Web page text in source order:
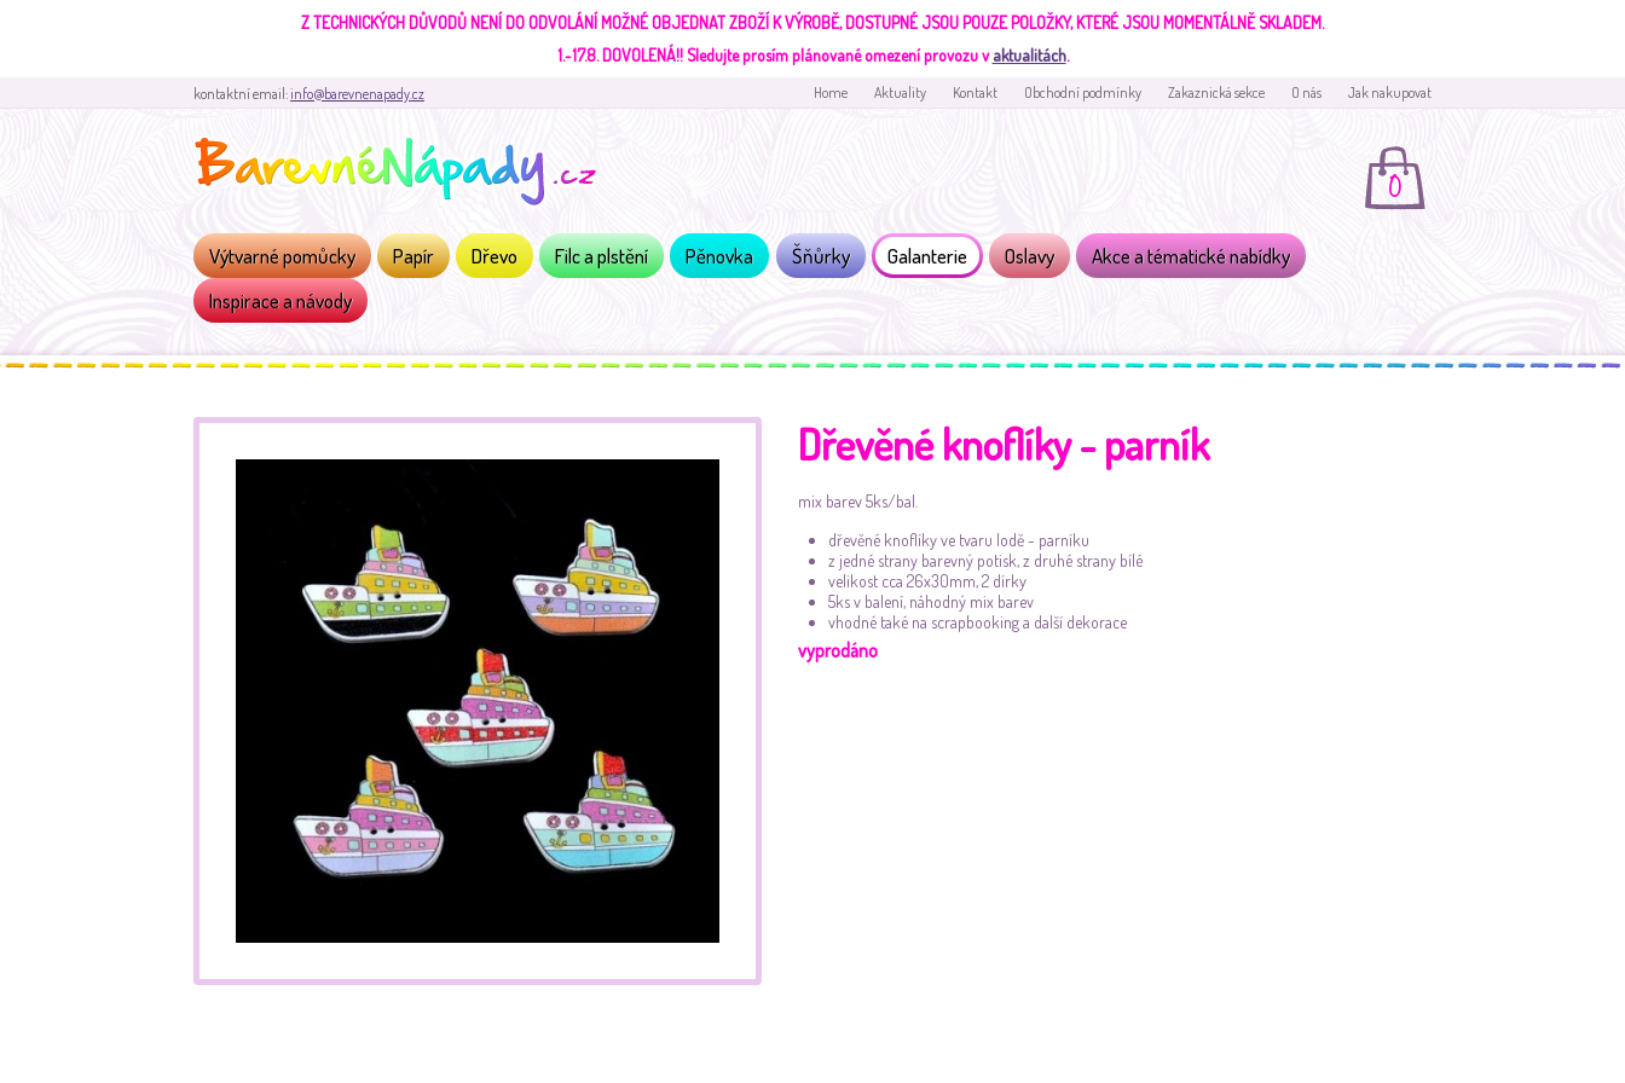
Z TECHNICKÝCH DŮVODŮ NENÍ DO ODVOLÁNÍ MOŽNÉ OBJEDNAT ZBOŽÍ K VÝROBĚ, DOSTUPNÉ JSOU POUZE POLOŽKY, KTERÉ JSOU MOMENTÁLNĚ SKLADEM.
1.-17.8. DOVOLENÁ!!Sledujte prosím plánované omezení provozu vaktualitách.
kontaktní email:info@barevnenapady.cz Home Aktuality Kontakt Obchodní podmínky Zakaznická sekce O nás Jak nakupovat
0
Výtvarné pomůcky Papír Dřevo Filc a plstění Pěnovka Šňůrky Galanterie Oslavy
Akce a tématické nabídky
Inspirace a návody
Dřevěné knoflíky - parník
mix barev 5ks/bal.
dřevěné knoflíky ve tvaru lodě - parníku
z jedné strany barevný potisk, z druhé strany bílé
velikost cca 26x30mm, 2 dírky
5ks v balení, náhodný mix barev
vhodné také na scrapbooking a další dekorace
vyprodáno